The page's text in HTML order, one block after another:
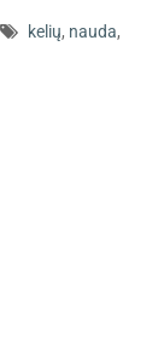
kelių, nauda,